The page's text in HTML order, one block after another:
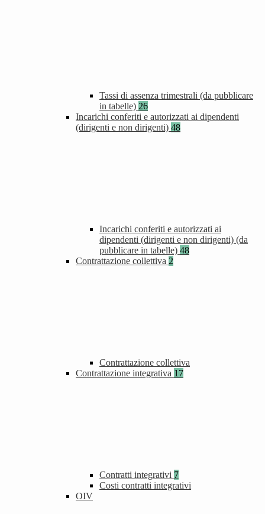
Tassi di assenza trimestrali (da pubblicare
in tabelle) 26
Incarichi conferiti e autorizzati ai dipendenti
(dirigenti e non dirigenti) 48
Incarichi conferiti e autorizzati ai
dipendenti (dirigenti e non dirigenti) (da
pubblicare in tabelle) 48
Contrattazione collettiva 2
Contrattazione collettiva
Contrattazione integrativa 17
Contratti integrativi 7
Costi contratti integrativi
OIV